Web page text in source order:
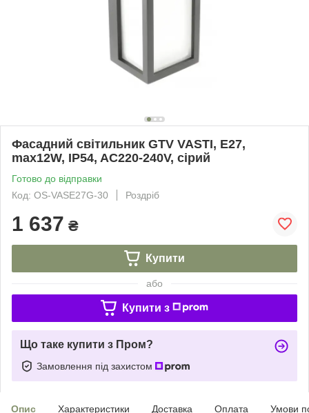
Фасадний світильник GTV VASTI, E27,
max12W, IP54, AC220-240V, сірий
Готово до відправки
Код: OS-VASE27G-30
Роздріб
1 637 ₴
Купити
або
Купити з
Що таке купити з Пром?
Замовлення під захистом
Опис Характеристики Доставка Оплата Умови